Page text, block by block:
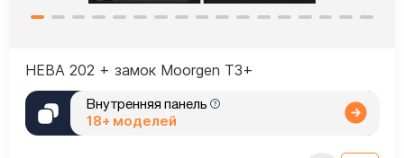
НЕВА 202 + замок Moorgen T3+
Внутренняя панель
18+ моделей